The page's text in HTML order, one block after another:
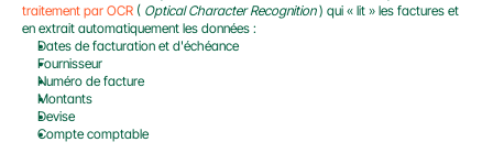
traitement par OCR ( Optical Character Recognition ) qui « lit » les factures et
en extrait automatiquement les données :
Dates de facturation et d'échéance
Fournisseur
Numéro de facture
Montants
Devise
Compte comptable